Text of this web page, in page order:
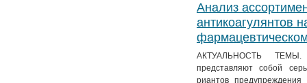
Анализ
антикоагулянтов
АКТУАЛЬНОСТЬ ТЕМЫ.
представляют собой
риантов предупреждения